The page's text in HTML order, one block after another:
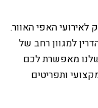
לאירועי האפי האוור.
למגוון רחב של
מאפשרת לכם
ותפריטים